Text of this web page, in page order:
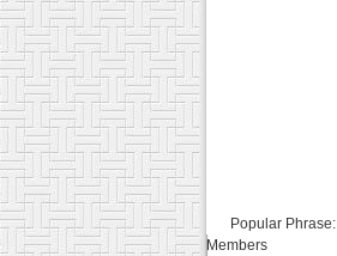
Popular Phrase:
Members